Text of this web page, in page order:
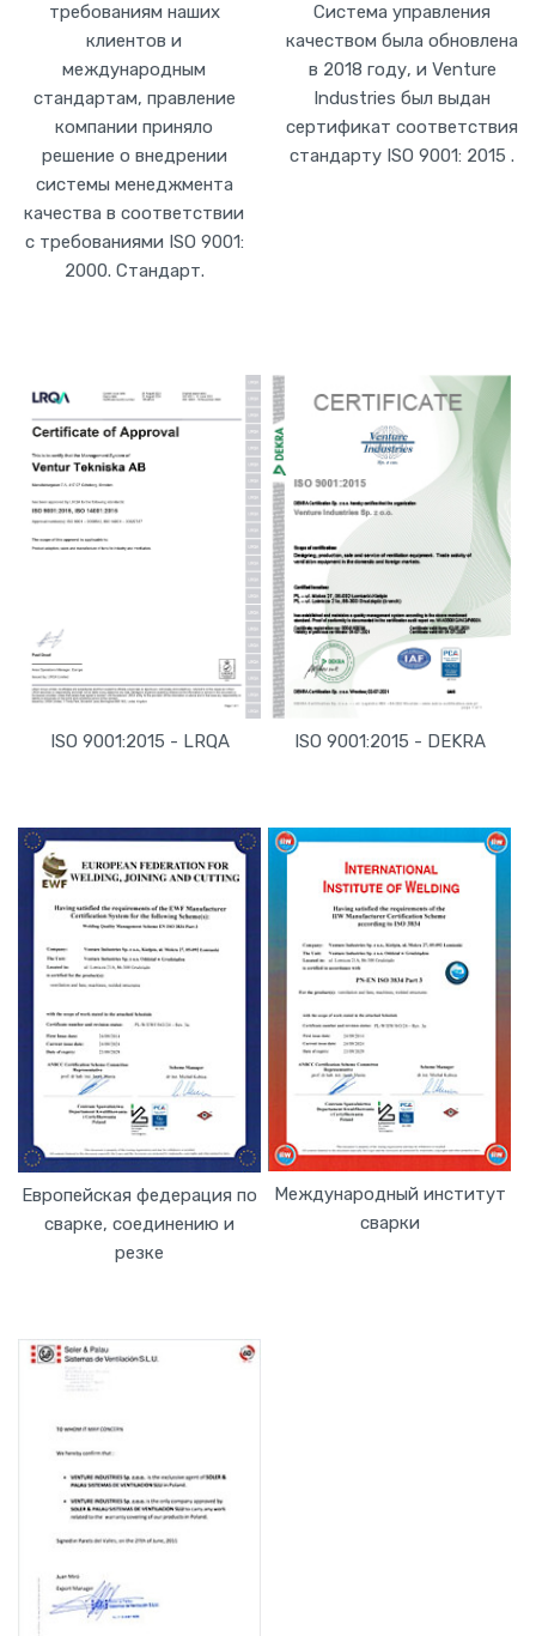
требованиям наших
клиентов и
международным
стандартам, правление
компании приняло
решение о внедрении
системы менеджмента
качества в соответствии
с требованиями ISO 9001:
2000. Стандарт.
Система управления
качеством была обновлена
в 2018 году, и Venture
Industries был выдан
сертификат соответствия
стандарту ISO 9001: 2015 .
ISO 9001:2015 - LRQA ISO 9001:2015 - DEKRA
Европейская федерация по
сварке, соединению и
резке
Международный институт
сварки